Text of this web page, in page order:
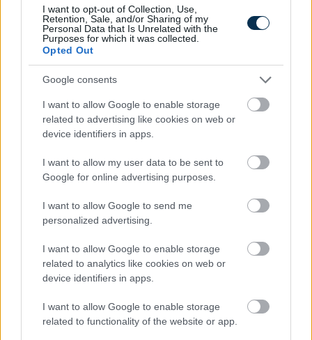
I want to opt-out of Collection, Use,
Retention, Sale, and/or Sharing of my
Personal Data that Is Unrelated with the
Purposes for which it was collected.
Opted Out
Google consents
I want to allow Google to enable storage
related to advertising like cookies on web or
device identifiers in apps.
I want to allow my user data to be sent to
Google for online advertising purposes.
I want to allow Google to send me
personalized advertising.
I want to allow Google to enable storage
related to analytics like cookies on web or
device identifiers in apps.
I want to allow Google to enable storage
related to functionality of the website or app.
Fix számokkal lottózol? Most megtudhatod, nyertél
volna-e valaha!
KISZÁMOLOM!